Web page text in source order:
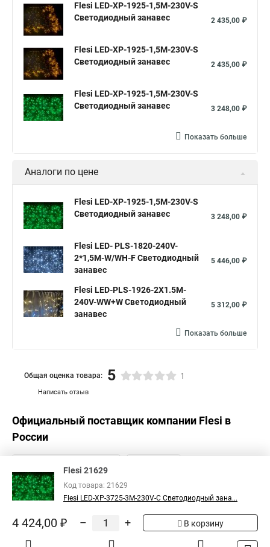
Flesi LED-XP-1925-1,5M-230V-S
Светодиодный занавес
2 435,00 ₽
Flesi LED-XP-1925-1,5M-230V-S
Светодиодный занавес
2 435,00 ₽
Flesi LED-XP-1925-1,5M-230V-S
Светодиодный занавес
3 248,00 ₽
Показать больше
Аналоги по цене
Flesi LED-XP-1925-1,5M-230V-S
Светодиодный занавес
3 248,00 ₽
Flesi LED- PLS-1820-240V-
2*1,5М-W/WH-F Светодиодный
занавес
5 446,00 ₽
Flesi LED-PLS-1926-2X1.5M-
240V-WW+W Светодиодный
занавес
5 312,00 ₽
Показать больше
Написать отзыв
Общая оценка товара: 5 1
Официальный поставщик компании Flesi в
России
Flesi 21629
Код товара: 21629
Flesi LED-XP-3725-3M-230V-С Светодиодный зана...
4 424,00 ₽ – + В корзину